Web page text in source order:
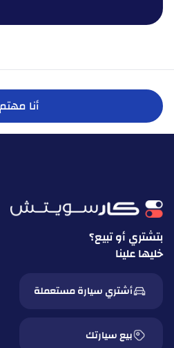
أنا مهتم
بتشتري أو تبيع؟
خليها علينا
أشتري سيارة مستعملة
بيع سيارتك